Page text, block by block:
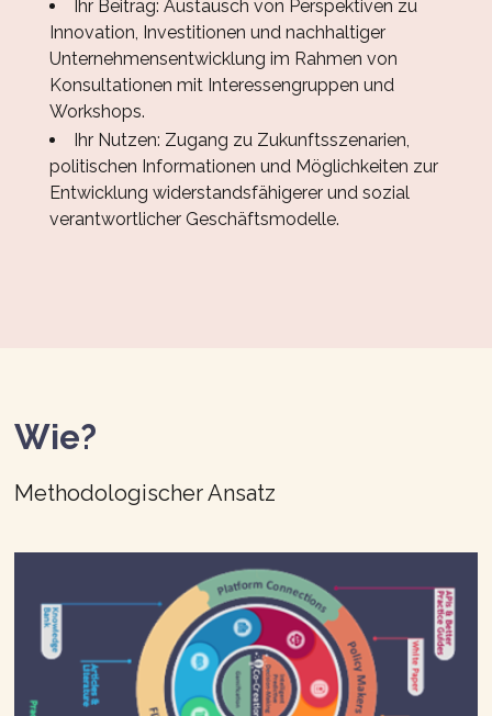
Ihr Beitrag: Austausch von Perspektiven zu
Innovation, Investitionen und nachhaltiger
Unternehmensentwicklung im Rahmen von
Konsultationen mit Interessengruppen und
Workshops.
Ihr Nutzen: Zugang zu Zukunftsszenarien,
politischen Informationen und Möglichkeiten zur
Entwicklung widerstandsfähigerer und sozial
verantwortlicher Geschäftsmodelle.
Wie?
Methodologischer Ansatz